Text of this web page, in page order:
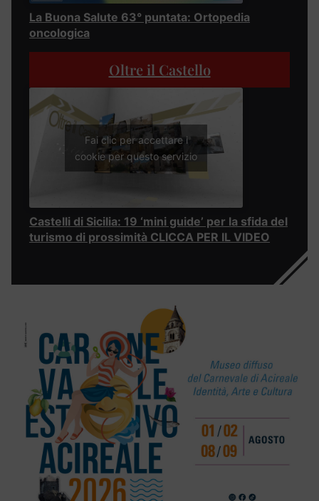
La Buona Salute 63° puntata: Ortopedia
oncologica
Oltre il Castello
Fai clic per accettare i
cookie per questo servizio
Castelli di Sicilia: 19 ‘mini guide’ per la sfida del
turismo di prossimità CLICCA PER IL VIDEO